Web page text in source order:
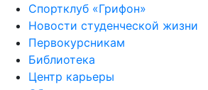
Спортклуб «Грифон»
Новости студенческой жизни
Первокурсникам
Библиотека
Центр карьеры